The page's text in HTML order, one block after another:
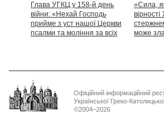
Глава УГКЦ у 158-й день
війни: «Нехай Господь
прийме з уст нашої Церкви
псалми та моління за всіх
«Сила,
вірності
може
Офіційний інформаційний
Української Греко-
©2004–2026